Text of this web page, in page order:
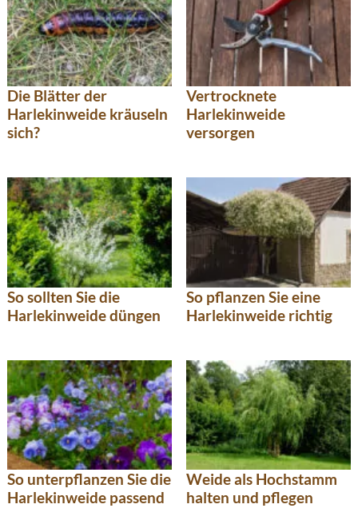
Die Blätter der
Harlekinweide kräuseln
sich?
Vertrocknete
Harlekinweide
versorgen
So sollten Sie die
Harlekinweide düngen
So pflanzen Sie eine
Harlekinweide richtig
So unterpflanzen Sie die
Harlekinweide passend
Weide als Hochstamm
halten und pflegen